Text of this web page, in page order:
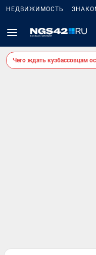
НЕДВИЖИМОСТЬ
Чего ждать кузбассовцам